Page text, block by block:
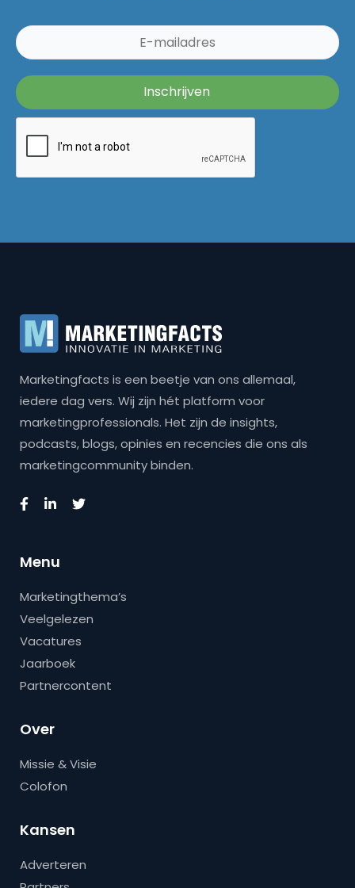
Marketingfacts is een beetje van ons allemaal,
iedere dag vers. Wij zijn hét platform voor
marketingprofessionals. Het zijn de insights,
podcasts, blogs, opinies en recencies die ons als
marketingcommunity binden.
Menu
Marketingthema’s
Veelgelezen
Vacatures
Jaarboek
Partnercontent
Over
Missie & Visie
Colofon
Kansen
Adverteren